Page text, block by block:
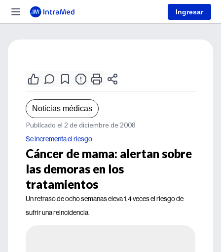
Ingresar
Noticias médicas
Publicado el 2 de diciembre de 2008
Se incrementa el riesgo
Cáncer de mama: alertan sobre
las demoras en los
tratamientos
Un retraso de ocho semanas eleva 1,4 veces el riesgo de
sufrir una reincidencia.